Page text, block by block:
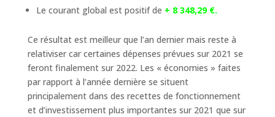
Le courant global est positif de + 8 348,29 €.
Ce résultat est meilleur que l’an dernier mais reste à
relativiser car certaines dépenses prévues sur 2021 se
feront finalement sur 2022. Les « économies » faites
par rapport à l’année dernière se situent
principalement dans des recettes de fonctionnement
et d’investissement plus importantes sur 2021 que sur